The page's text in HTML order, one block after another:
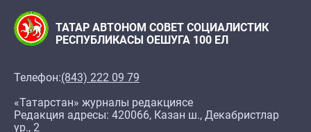
ТАТАР АВТОНОМ СОВЕТ СОЦИАЛИСТИК
РЕСПУБЛИКАСЫ ОЕШУГА 100 ЕЛ
Телефон:(843) 222 09 79
«Татарстан» журналы редакциясе
Редакция адресы: 420066, Казан ш., Декабристлар
ур., 2